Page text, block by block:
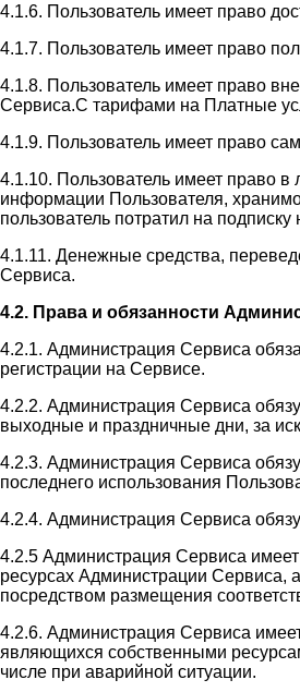
4.1.6. Пользователь имеет право
4.1.7. Пользователь имеет право
4.1.8. Пользователь имеет право
Сервиса.С тарифами на Платные
4.1.9. Пользователь имеет право
4.1.10. Пользователь имеет право
информации Пользователя,
пользователь потратил на
4.1.11. Денежные средства,
Сервиса.
4.2. Права и обязанности
4.2.1. Администрация Сервиса
регистрации на Сервисе.
4.2.2. Администрация Сервиса
выходные и праздничные дни, за
4.2.3. Администрация Сервиса
последнего использования
4.2.4. Администрация Сервиса
4.2.5 Администрация Сервиса
ресурсах Администрации Сервиса,
посредством размещения
4.2.6. Администрация Сервиса
являющихся собственными
числе при аварийной ситуации.